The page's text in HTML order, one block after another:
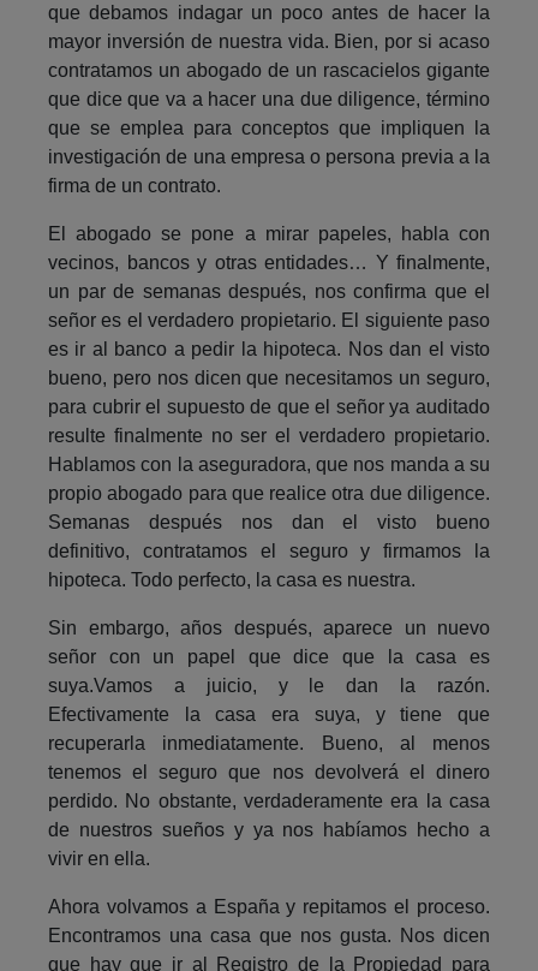
que debamos indagar un poco antes de hacer la
mayor inversión de nuestra vida. Bien, por si acaso
contratamos un abogado de un rascacielos gigante
que dice que va a hacer una due diligence, término
que se emplea para conceptos que impliquen la
investigación de una empresa o persona previa a la
firma de un contrato.
El abogado se pone a mirar papeles, habla con
vecinos, bancos y otras entidades… Y finalmente,
un par de semanas después, nos confirma que el
señor es el verdadero propietario. El siguiente paso
es ir al banco a pedir la hipoteca. Nos dan el visto
bueno, pero nos dicen que necesitamos un seguro,
para cubrir el supuesto de que el señor ya auditado
resulte finalmente no ser el verdadero propietario.
Hablamos con la aseguradora, que nos manda a su
propio abogado para que realice otra due diligence.
Semanas después nos dan el visto bueno
definitivo, contratamos el seguro y firmamos la
hipoteca. Todo perfecto, la casa es nuestra.
Sin embargo, años después, aparece un nuevo
señor con un papel que dice que la casa es
suya.Vamos a juicio, y le dan la razón.
Efectivamente la casa era suya, y tiene que
recuperarla inmediatamente. Bueno, al menos
tenemos el seguro que nos devolverá el dinero
perdido. No obstante, verdaderamente era la casa
de nuestros sueños y ya nos habíamos hecho a
vivir en ella.
Ahora volvamos a España y repitamos el proceso.
Encontramos una casa que nos gusta. Nos dicen
que hay que ir al Registro de la Propiedad para